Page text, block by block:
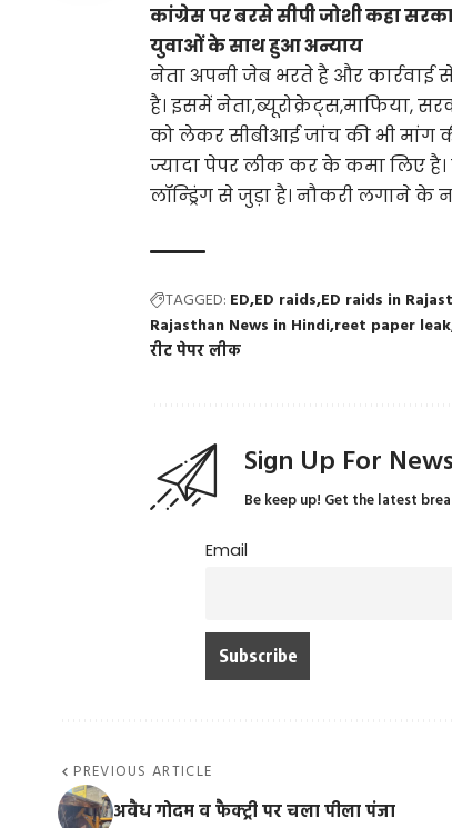
कांग्रेस पर बरसे सीपी जोशी कहा
युवाओं के साथ हुआ अन्याय
नेता अपनी जेब भरते है और
है। इसमें नेता,ब्यूरोक्रेट्स,माफिया,
को लेकर सीबीआई जांच की भी मांग
ज्यादा पेपर लीक कर के कमा लिए है।
लॉन्ड्रिंग से जुड़ा है। नौकरी लगाने के
TAGGED: ED ED raids ED raids in
Rajasthan News in Hindi reet paper leak
रीट पेपर लीक
Sign Up For
Be keep up! Get the latest
Email
PREVIOUS ARTICLE
अवैध गोदम व फैक्ट्री पर चला पीला पंजा